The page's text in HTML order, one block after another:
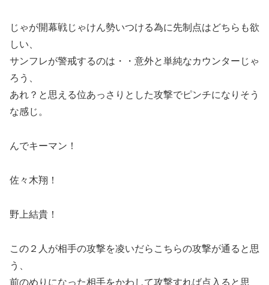
じゃが開幕戦じゃけん勢いつける為に先制点はどちらも欲
しい、
サンフレが警戒するのは・・意外と単純なカウンターじゃ
ろう、
あれ？と思える位あっさりとした攻撃でピンチになりそう
な感じ。
んでキーマン！
佐々木翔！
野上結貴！
この２人が相手の攻撃を凌いだらこちらの攻撃が通ると思
う、
前のめりになった相手をかわして攻撃すれば点入ると思